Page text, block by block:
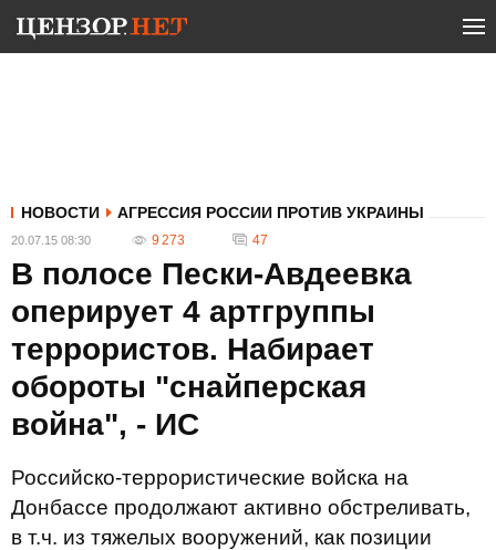
НОВОСТИ АГРЕССИЯ РОССИИ ПРОТИВ УКРАИНЫ
20.07.15 08:30 9 273 47
В полосе Пески-Авдеевка
оперирует 4 артгруппы
террористов. Набирает
обороты "снайперская
война", - ИС
Российско-террористические войска на
Донбассе продолжают активно обстреливать,
в т.ч. из тяжелых вооружений, как позиции